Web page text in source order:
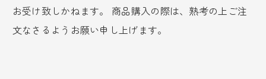
お受け致しかねます。 商品購入の際は、熟考の上ご注
文なさるようお願い申し上げます。